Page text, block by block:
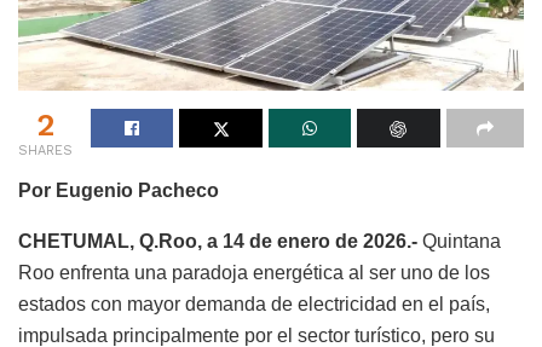
2
SHARES
Por Eugenio Pacheco
CHETUMAL, Q.Roo, a 14 de enero de 2026.- Quintana
Roo enfrenta una paradoja energética al ser uno de los
estados con mayor demanda de electricidad en el país,
impulsada principalmente por el sector turístico, pero su